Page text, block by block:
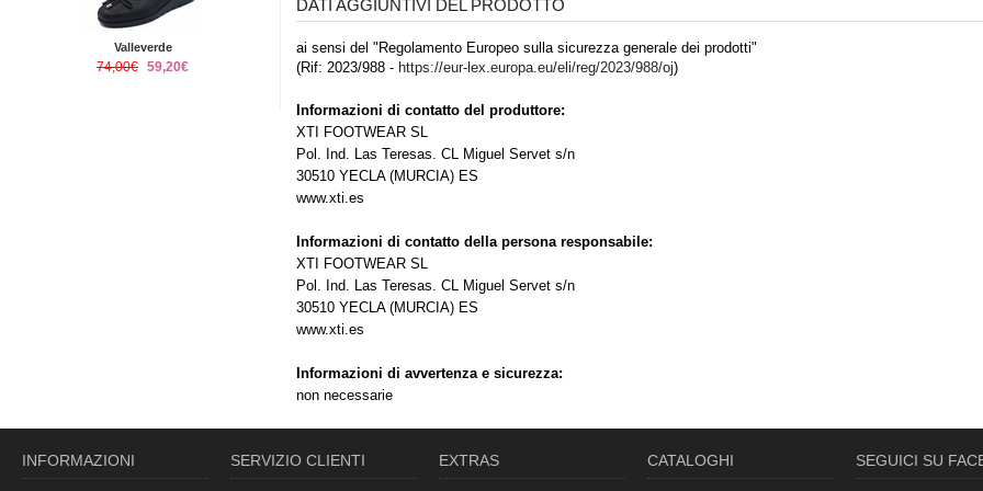
Valleverde
74,00€ 59,20€
DATI AGGIUNTIVI DEL PRODOTTO
ai sensi del "Regolamento Europeo sulla sicurezza generale dei prodotti"
(Rif: 2023/988 - https://eur-lex.europa.eu/eli/reg/2023/988/oj)
Informazioni di contatto del produttore:
XTI FOOTWEAR SL
Pol. Ind. Las Teresas. CL Miguel Servet s/n
30510 YECLA (MURCIA) ES
www.xti.es
Informazioni di contatto della persona responsabile:
XTI FOOTWEAR SL
Pol. Ind. Las Teresas. CL Miguel Servet s/n
30510 YECLA (MURCIA) ES
www.xti.es
Informazioni di avvertenza e sicurezza:
non necessarie
INFORMAZIONI SERVIZIO CLIENTI EXTRAS CATALOGHI SEGUICI SU